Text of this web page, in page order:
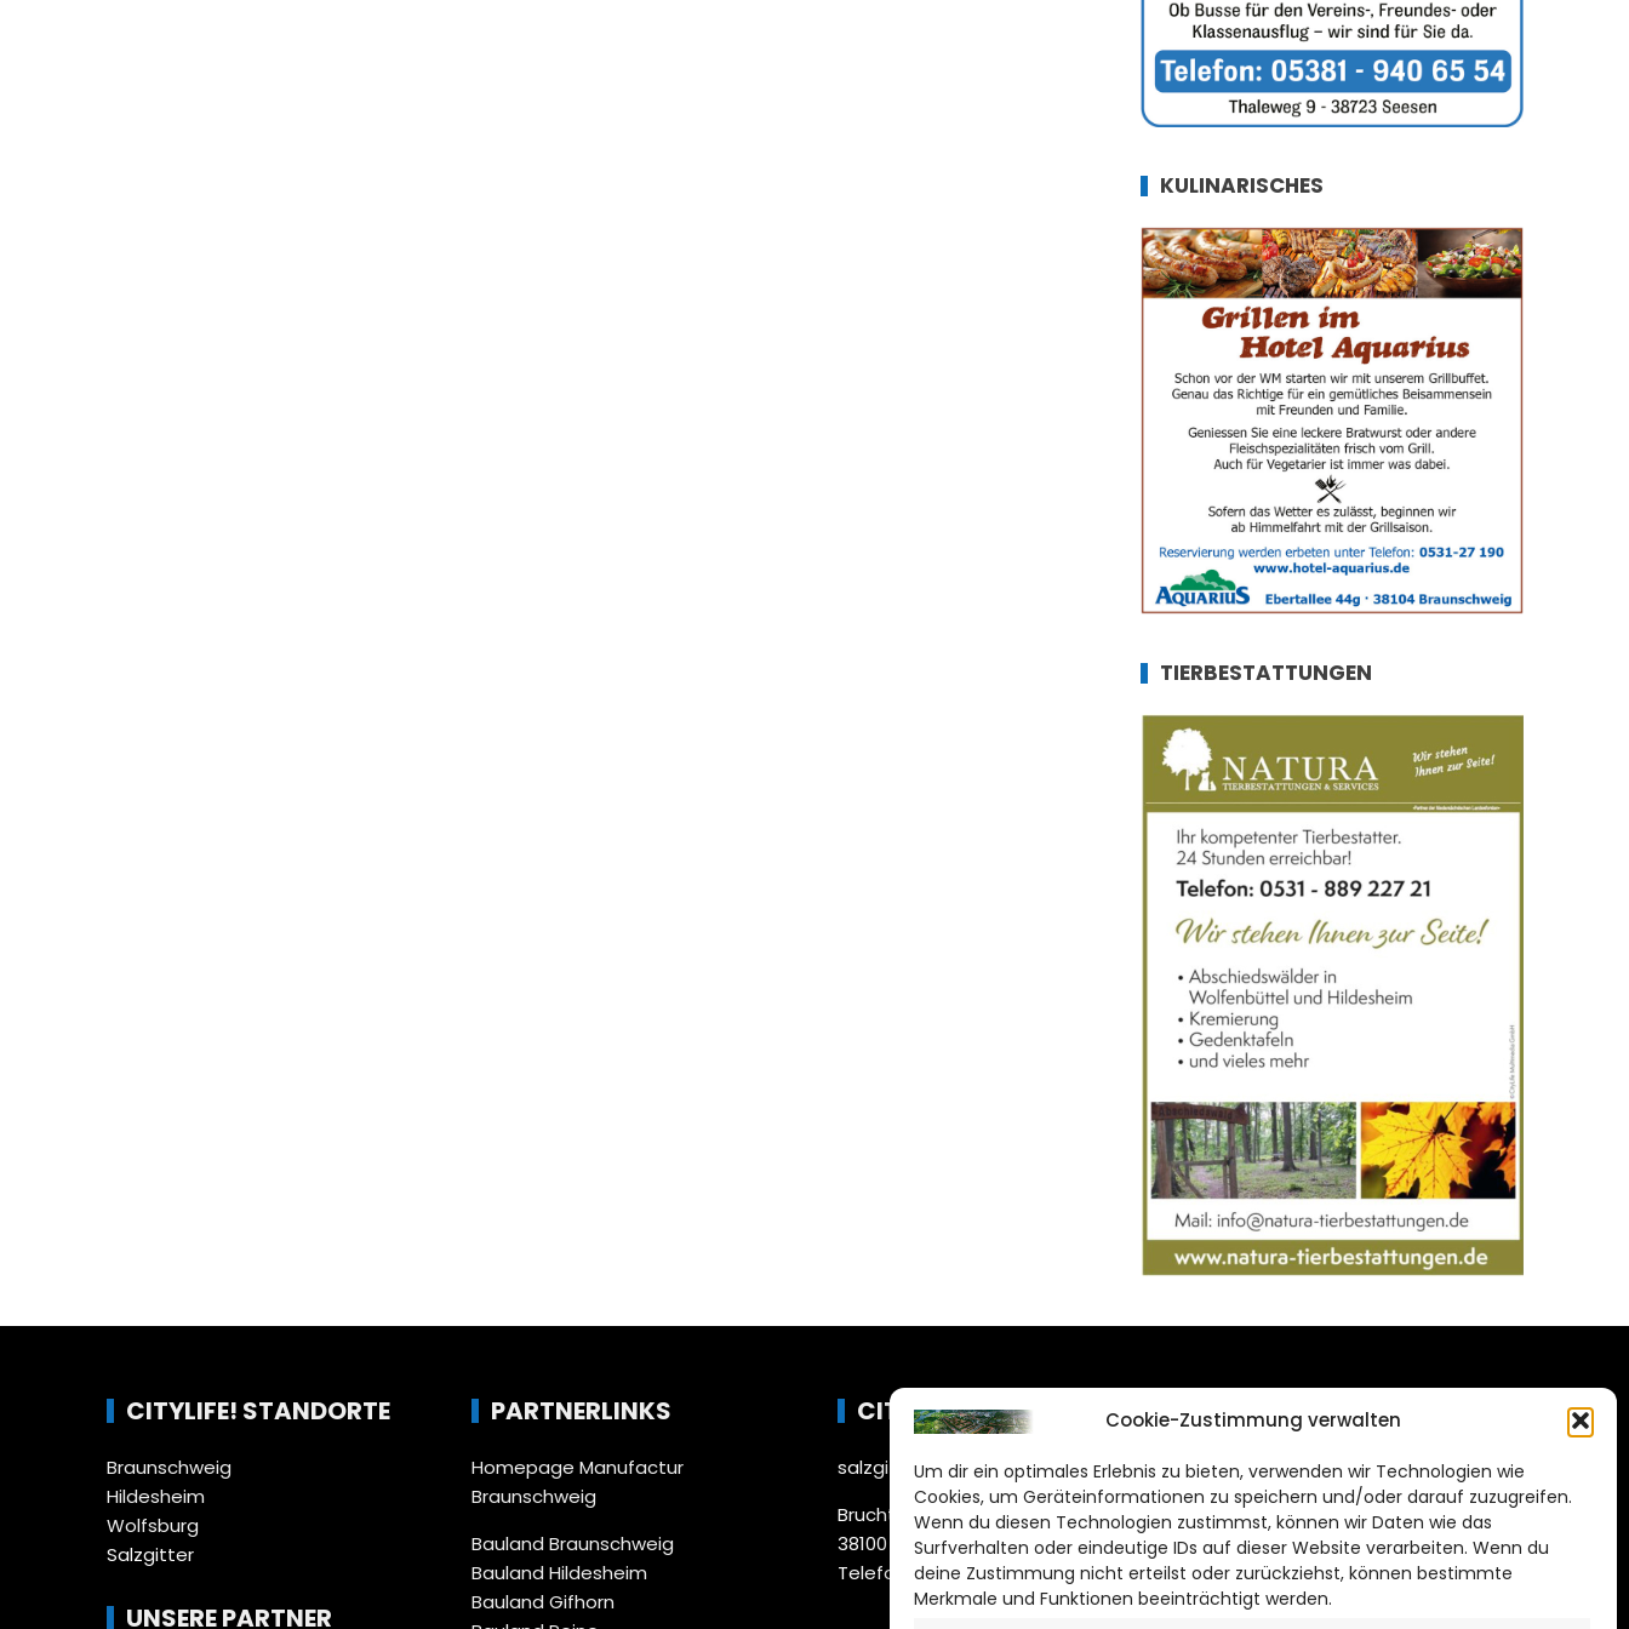
Cookie-Zustimmung verwalten
Um dir ein optimales Erlebnis zu bieten, verwenden wir Technologien wie
Cookies, um Geräteinformationen zu speichern und/oder darauf zuzugreifen.
Wenn du diesen Technologien zustimmst, können wir Daten wie das
Surfverhalten oder eindeutige IDs auf dieser Website verarbeiten. Wenn du
deine Zustimmung nicht erteilst oder zurückziehst, können bestimmte
Merkmale und Funktionen beeinträchtigt werden.
KULINARISCHES
TIERBESTATTUNGEN
CITYLIFE! STANDORTE
Braunschweig
Hildesheim
Wolfsburg
Salzgitter
UNSERE PARTNER
PARTNERLINKS
Homepage Manufactur
Braunschweig
Bauland Braunschweig
Bauland Hildesheim
Bauland Gifhorn
CITYLIFE!
salzgitter@citylifemedien.de
Bruchtorwall 12
38100 Braunschweig
Telefon: 0531 387220 – 65
DAS STADTMAGAZIN
FÜR SALZGITTER
Impressum
Datenschutzerklärung
Cookie Richtlinie
CITYLIFE! BEI FACEBOOK